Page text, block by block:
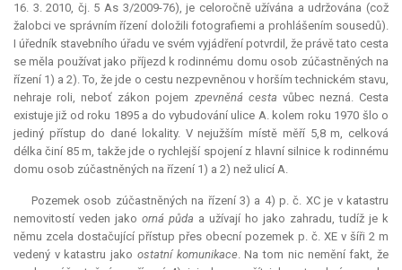
16. 3. 2010, čj. 5 As 3/2009-76), je celoročně užívána a udržována (což
žalobci ve správním řízení doložili fotografiemi a prohlášením sousedů).
I úředník stavebního úřadu ve svém vyjádření potvrdil, že právě tato cesta
se měla používat jako příjezd k rodinnému domu osob zúčastněných na
řízení 1) a 2). To, že jde o cestu nezpevněnou v horším technickém stavu,
nehraje roli, neboť zákon pojem zpevněná cesta vůbec nezná. Cesta
existuje již od roku 1895 a do vybudování ulice A. kolem roku 1970 šlo o
jediný přístup do dané lokality. V nejužším místě měří 5,8 m, celková
délka činí 85 m, takže jde o rychlejší spojení z hlavní silnice k rodinnému
domu osob zúčastněných na řízení 1) a 2) než ulicí A.
Pozemek osob zúčastněných na řízení 3) a 4) p. č. XC je v katastru
nemovitostí veden jako orná půda a užívají ho jako zahradu, tudíž je k
němu zcela dostačující přístup přes obecní pozemek p. č. XE v šíři 2 m
vedený v katastru jako ostatní komunikace. Na tom nic nemění fakt, že